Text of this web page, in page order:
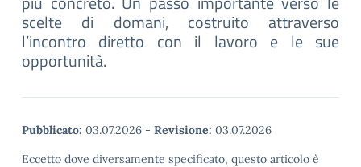
scelte di domani, costruito attraverso
l’incontro diretto con il lavoro e le sue
opportunità.
Pubblicato: 03.07.2026 - Revisione: 03.07.2026
Eccetto dove diversamente specificato, questo articolo è